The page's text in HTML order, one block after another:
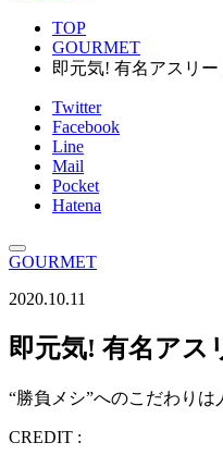
TOP
GOURMET
即元気! 有名アスリ
Twitter
Facebook
Line
Mail
Pocket
Hatena
GOURMET
2020.10.11
即元気! 有名アス
“勝負メシ”へのこだわり
CREDIT :